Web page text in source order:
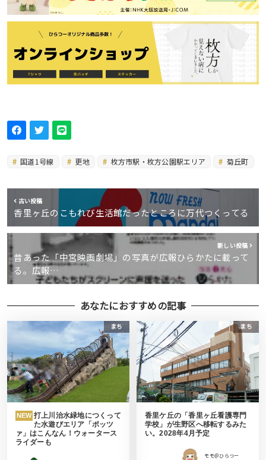
国道1号線 更地 枚方市駅・枚方公園駅エリア 菊丘町
古い投稿
香里ヶ丘のこもれび生活館だったところに万代つくってる
新しい投稿
昔あった「中宮映画劇場」の写真が広報ひらかたに載って
る。広報…
あなたにおすすめの記事
まち
NEW 打上川治水緑地につくって
た水遊びエリア「ポッツ
ァ」はこんなん！ウォータース
ライダーも
まち
香里ケ丘の「香里ヶ丘看護専門
学校」が生野区へ移転するみた
い。2028年4月予定
モモ＠ひらつー